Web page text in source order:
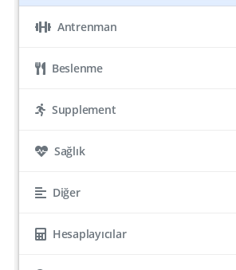
Antrenman
Beslenme
Supplement
Sağlık
Diğer
Hesaplayıcılar